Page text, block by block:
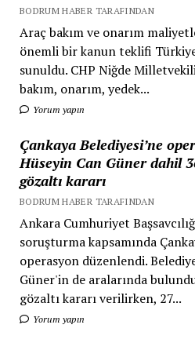
BODRUM HABER TARAFINDAN
Araç bakım ve onarım
önemli bir kanun teklifi
sunuldu. CHP Niğde
bakım, onarım, yedek...
Yorum yapın
Çankaya Belediyesi’ne
Hüseyin Can Güner dahil
gözaltı kararı
BODRUM HABER TARAFINDAN
Ankara Cumhuriyet
soruşturma kapsamında
operasyon düzenlendi.
Güner'in de aralarında
gözaltı kararı verilirken, 27...
Yorum yapın